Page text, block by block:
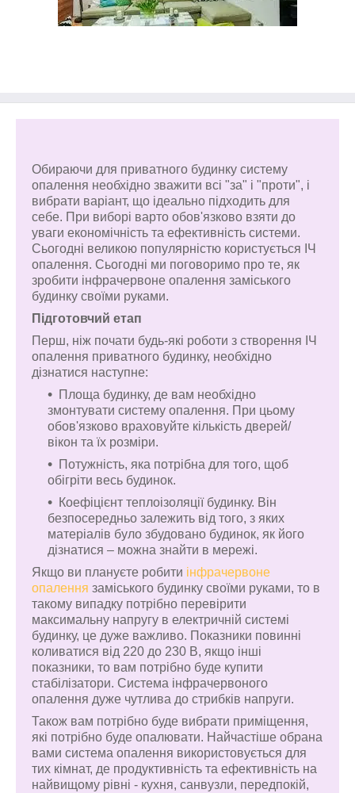
Обираючи для приватного будинку систему
опалення необхідно зважити всі "за" і "проти", і
вибрати варіант, що ідеально підходить для
себе. При виборі варто обов'язково взяти до
уваги економічність та ефективність системи.
Сьогодні великою популярністю користується ІЧ
опалення. Сьогодні ми поговоримо про те, як
зробити інфрачервоне опалення заміського
будинку своїми руками.
Підготовчий етап
Перш, ніж почати будь-які роботи з створення ІЧ
опалення приватного будинку, необхідно
дізнатися наступне:
Площа будинку, де вам необхідно
змонтувати систему опалення. При цьому
обов'язково враховуйте кількість дверей/
вікон та їх розміри.
Потужність, яка потрібна для того, щоб
обігріти весь будинок.
Коефіцієнт теплоізоляції будинку. Він
безпосередньо залежить від того, з яких
матеріалів було збудовано будинок, як його
дізнатися – можна знайти в мережі.
Якщо ви плануєте робити інфрачервоне
опалення заміського будинку своїми руками, то в
такому випадку потрібно перевірити
максимальну напругу в електричній системі
будинку, це дуже важливо. Показники повинні
коливатися від 220 до 230 В, якщо інші
показники, то вам потрібно буде купити
стабілізатори. Система інфрачервоного
опалення дуже чутлива до стрибків напруги.
Також вам потрібно буде вибрати приміщення,
які потрібно буде опалювати. Найчастіше обрана
вами система опалення використовується для
тих кімнат, де продуктивність та ефективність на
найвищому рівні - кухня, санвузли, передпокій,